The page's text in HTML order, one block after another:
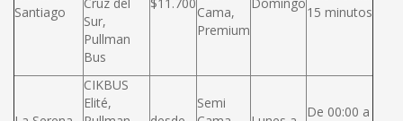
Santiago
Sur,
Pullman
Bus
Cama,
Premium
15 minutos
CIKBUS
Elité,
Semi
De 00:00 a